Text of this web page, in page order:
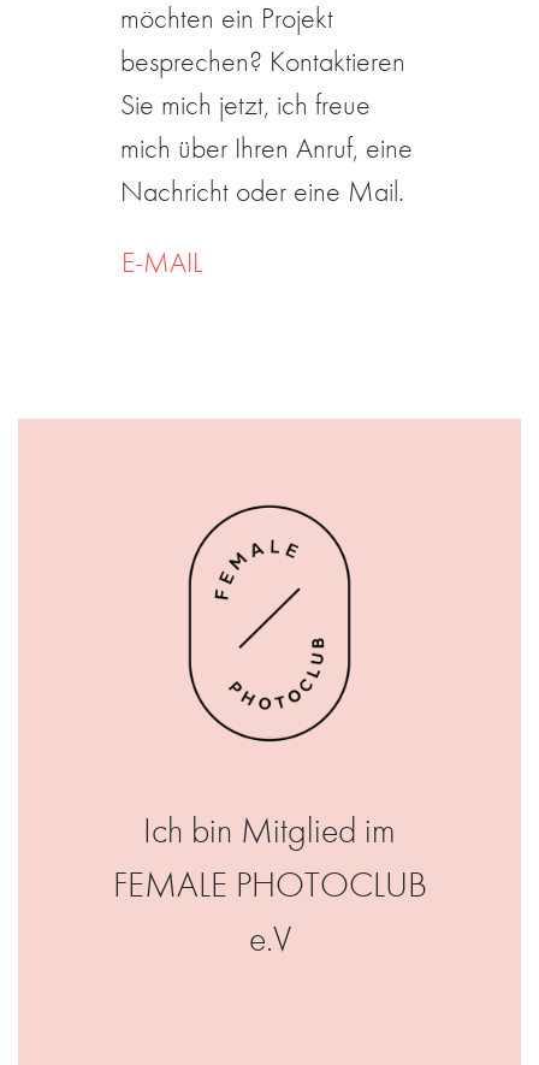
möchten ein Projekt
besprechen? Kontaktieren
Sie mich jetzt, ich freue
mich über Ihren Anruf, eine
Nachricht oder eine Mail.
E-MAIL
Ich bin Mitglied im
FEMALE PHOTOCLUB
e.V